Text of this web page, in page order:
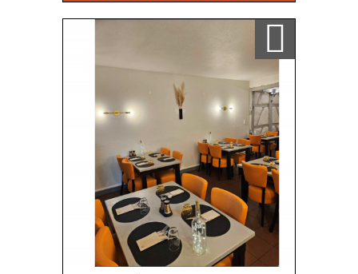
Ajouter a ma sélection